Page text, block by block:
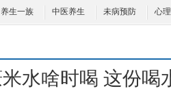
养生一族 中医养生 未病预防 心
水啥时喝 这份喝